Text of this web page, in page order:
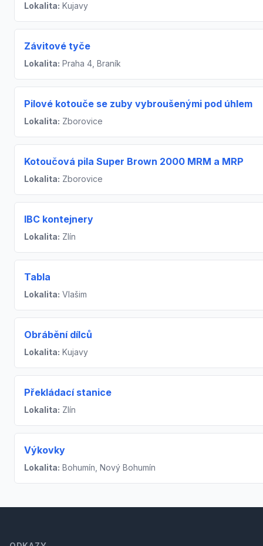
Lokalita: Kujavy
Závitové tyče
Lokalita: Praha 4, Braník
Pilové kotouče se zuby vybroušenými pod úhlem
Lokalita: Zborovice
Kotoučová pila Super Brown 2000 MRM a MRP
Lokalita: Zborovice
IBC kontejnery
Lokalita: Zlín
Tabla
Lokalita: Vlašim
Obrábění dílců
Lokalita: Kujavy
Překládací stanice
Lokalita: Zlín
Výkovky
Lokalita: Bohumín, Nový Bohumín